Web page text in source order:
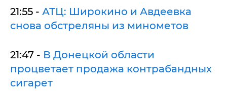
21:55 - АТЦ: Широкино и Авдеевка
снова обстреляны из минометов
21:47 - В Донецкой области
процветает продажа контрабандных
сигарет